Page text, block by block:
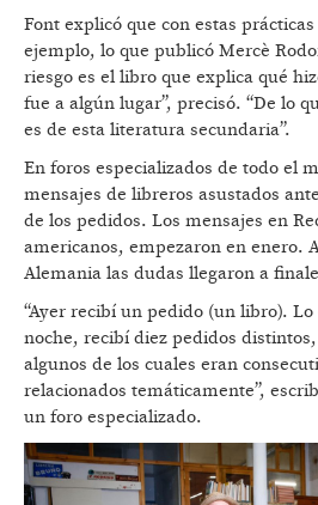
Font explicó que con estas
ejemplo, lo que publicó Mercè
riesgo es el libro que explica qué
fue a algún lugar”, precisó. “De lo
es de esta literatura secundaria”.
En foros especializados de todo el
mensajes de libreros asustados
de los pedidos. Los mensajes en
americanos, empezaron en enero.
Alemania las dudas llegaron a
“Ayer recibí un pedido (un libro).
noche, recibí diez pedidos
algunos de los cuales eran
relacionados temáticamente”,
un foro especializado.